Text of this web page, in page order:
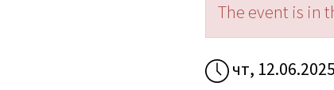
The event is in
чт,